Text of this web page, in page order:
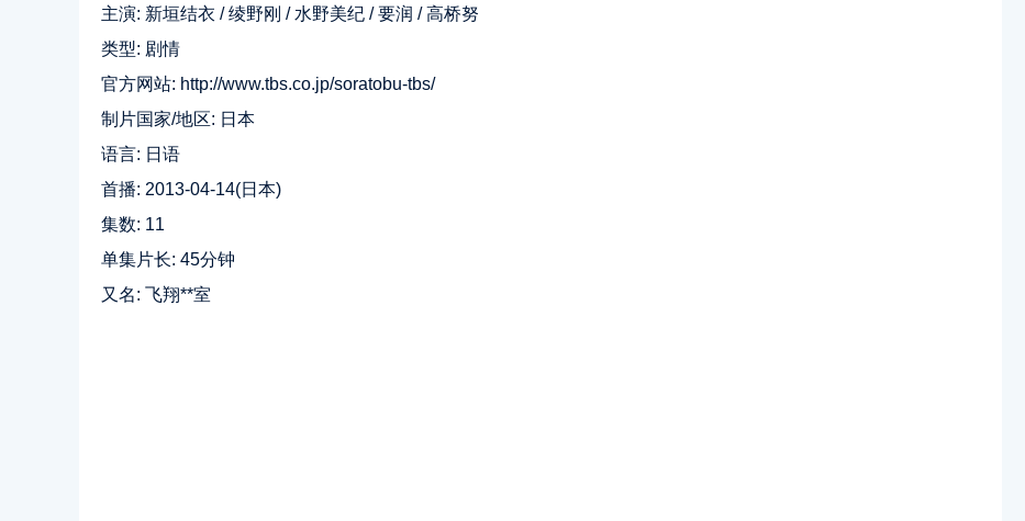
主演: 新垣结衣 / 绫野刚 / 水野美纪 / 要润 / 高桥努
类型: 剧情
官方网站: http://www.tbs.co.jp/soratobu-tbs/
制片国家/地区: 日本
语言: 日语
首播: 2013-04-14(日本)
集数: 11
单集片长: 45分钟
又名: 飞翔**室